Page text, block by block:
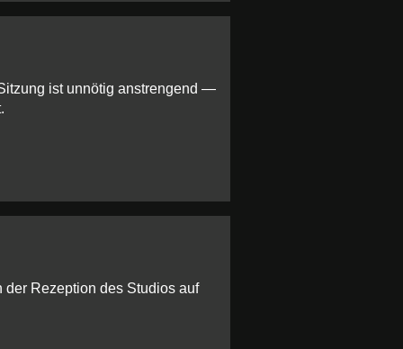
ist unnötig anstrengend —
Rezeption des Studios auf